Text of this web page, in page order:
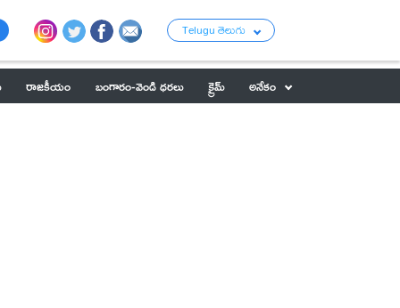
Telugu తెలుగు
రాజకీయం బంగారం-వెండి ధరలు క్రైమ్
అనేకం